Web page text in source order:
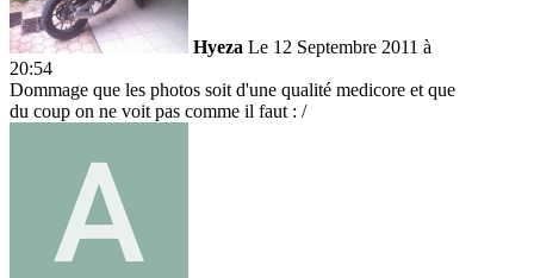
Hyeza Le 12 Septembre 2011 à
20:54
Dommage que les photos soit d'une qualité medicore et que
du coup on ne voit pas comme il faut : /